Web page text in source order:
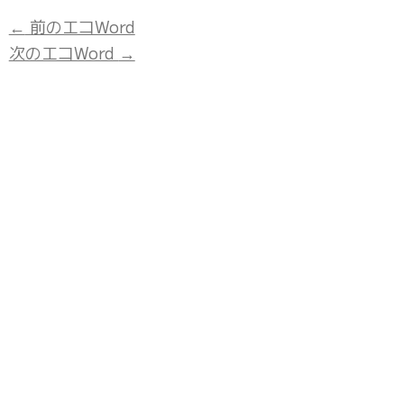
← 前のエコWord
次のエコWord →